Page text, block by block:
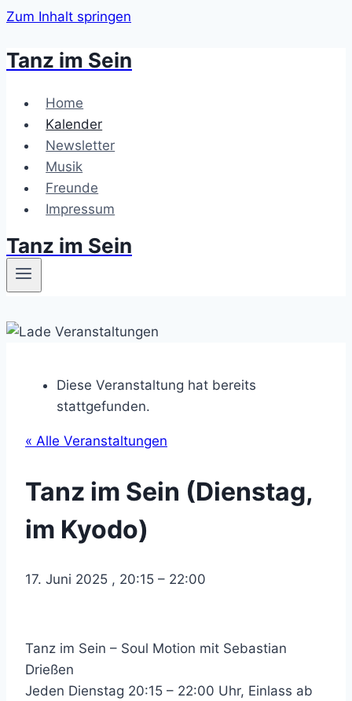
Zum Inhalt springen
Tanz im Sein
Home
Kalender
Newsletter
Musik
Freunde
Impressum
Tanz im Sein
Diese Veranstaltung hat bereits
stattgefunden.
« Alle Veranstaltungen
Tanz im Sein (Dienstag,
im Kyodo)
17. Juni 2025 , 20:15 – 22:00
Tanz im Sein – Soul Motion mit Sebastian
Drießen
Jeden Dienstag 20:15 – 22:00 Uhr, Einlass ab